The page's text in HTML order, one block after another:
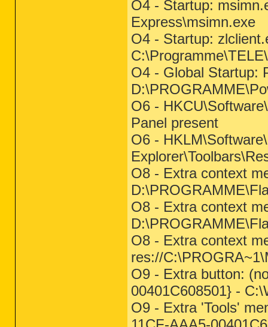
O4 - Startup:
Express\msimn.exe
O4 - Startup:
O4 - Global Startup:
O6 -
Panel present
O6 -
O8 - Extra context
O8 - Extra context
O8 - Extra context
res://
O9 - Extra button:
00401C608501} -
O9 - Extra 'Tools'